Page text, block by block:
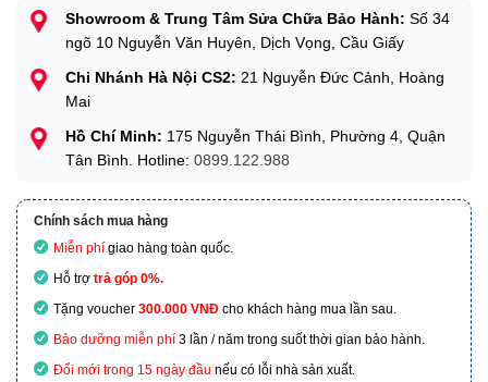
Showroom & Trung Tâm Sửa Chữa Bảo Hành: Số 34
ngõ 10 Nguyễn Văn Huyên, Dịch Vọng, Cầu Giấy
Chi Nhánh Hà Nội CS2: 21 Nguyễn Đức Cảnh, Hoàng
Mai
Hồ Chí Minh: 175 Nguyễn Thái Bình, Phường 4, Quận
Tân Bình. Hotline: 0899.122.988
Chính sách mua hàng
Miễn phí giao hàng toàn quốc.
Hỗ trợ trả góp 0%.
Tặng voucher 300.000 VNĐ cho khách hàng mua lần sau.
Bảo dưỡng miễn phí 3 lần / năm trong suốt thời gian bảo hành.
Đổi mới trong 15 ngày đầu nếu có lỗi nhà sản xuất.